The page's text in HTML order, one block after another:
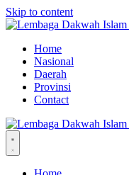
Skip to content
Home
Nasional
Daerah
Provinsi
Contact